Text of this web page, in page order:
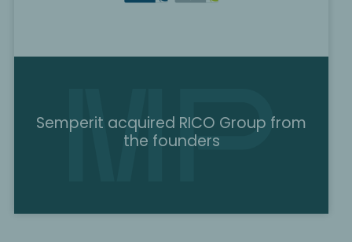
Semperit acquired RICO Group from
the founders